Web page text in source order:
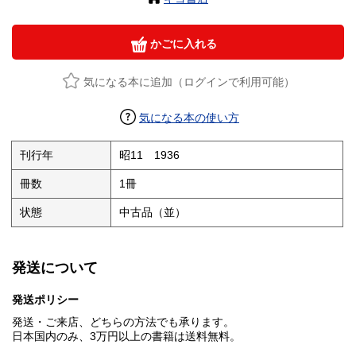
かごに入れる
気になる本に追加（ログインで利用可能）
気になる本の使い方
刊行年 昭11 1936
冊数 1冊
状態 中古品（並）
発送について
発送ポリシー
発送・ご来店、どちらの方法でも承ります。
日本国内のみ、3万円以上の書籍は送料無料。